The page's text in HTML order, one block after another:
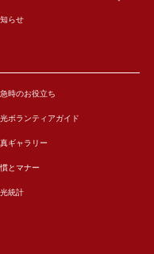
らせ
時のお役立ち
ボランティアガイド
ギャラリー
とマナー
統計